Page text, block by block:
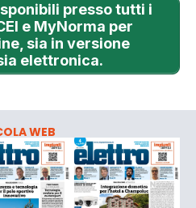
presso tutti i
e MyNorma per
sia in versione
elettronica.
WEB